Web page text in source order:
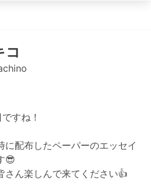
コ
すね！
に配布したペーパーのエッセイ
😎
さん楽しんで来てください👍